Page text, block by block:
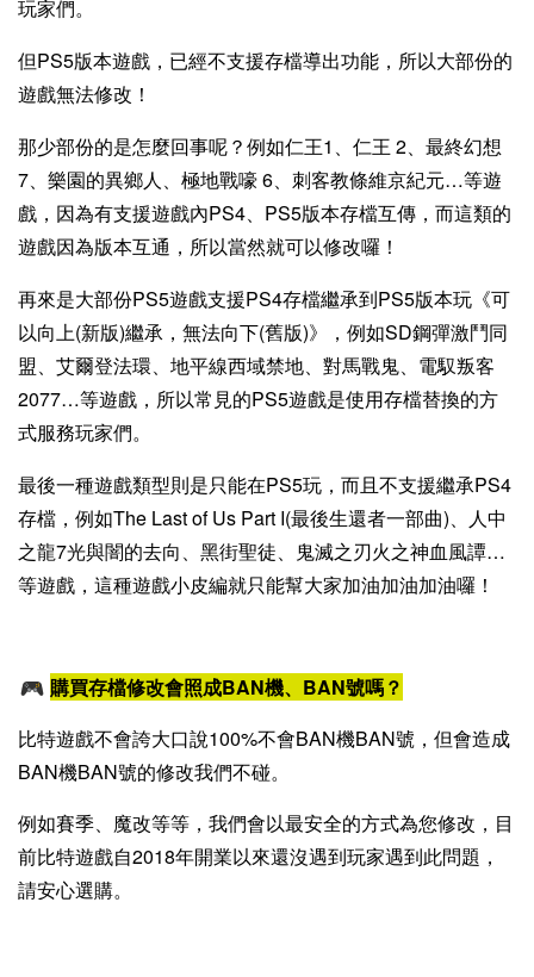
玩家們。
但PS5版本遊戲，已經不支援存檔導出功能，所以大部份的
遊戲無法修改！
那少部份的是怎麼回事呢？例如仁王1、 仁王 2、最終幻想
7、樂園的異鄉人、極地戰嚎 6、刺客教條維京紀元…等遊
戲，因為有支援遊戲內PS4、PS5版本存檔互傳，而這類的
遊戲因為版本互通，所以當然就可以修改囉！
再來是大部份PS5遊戲支援PS4存檔繼承到PS5版本玩《可
以向上(新版)繼承，無法向下(舊版)》，例如SD鋼彈激鬥同
盟、艾爾登法環、地平線西域禁地、對馬戰鬼、電馭叛客
2077…等遊戲，所以常見的PS5遊戲是使用存檔替換的方
式服務玩家們。
最後一種遊戲類型則是只能在PS5玩，而且不支援繼承PS4
存檔，例如The Last of Us Part I(最後生還者一部曲)、人中
之龍7光與闇的去向、黑街聖徒、鬼滅之刃火之神血風譚…
等遊戲，這種遊戲小皮編就只能幫大家加油加油加油囉！
購買存檔修改會照成BAN機、BAN號嗎？
比特遊戲不會誇大口說100%不會BAN機BAN號，但會造成
BAN機BAN號的修改我們不碰。
例如賽季、魔改等等， 我們會以最安全的方式為您修改，目
前比特遊戲自2018年開業以來還沒遇到玩家遇到此問題，
請安心選購。